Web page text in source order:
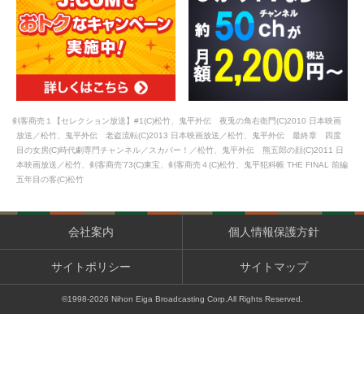
剣客商売１【セレクション放送】#1(C)松竹、鬼平外伝 夜兎の角右衛門(C)2010 日本映画
放送／松竹、鬼平外伝 老盗流転(C)2013 日本映画放送／松竹、鬼平外伝 最終章 四度
目の女房(C)時代劇専門チャンネル／スカパー！／松竹、鬼平外伝 熊五郎の顔(C)2011 日
本映画放送／松竹、剣客商売'73(C)東宝、剣客商売４(C)松竹、鬼平犯科帳 THE FINAL 前編
五年目の客(C)松竹
会社案内 個人情報保護方針
サイトポリシー サイトマップ
©1998-2026 Nihon Eiga Broadcasting Corp.All Rights Reserved.